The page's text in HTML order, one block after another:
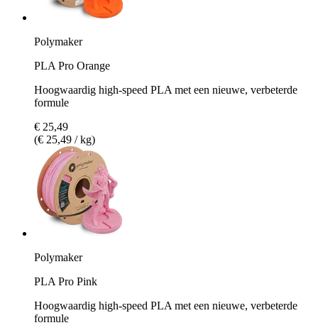
Polymaker
PLA Pro Orange
Hoogwaardig high-speed PLA met een nieuwe, verbeterde
formule
€ 25,49
(€ 25,49 / kg)
Polymaker
PLA Pro Pink
Hoogwaardig high-speed PLA met een nieuwe, verbeterde
formule